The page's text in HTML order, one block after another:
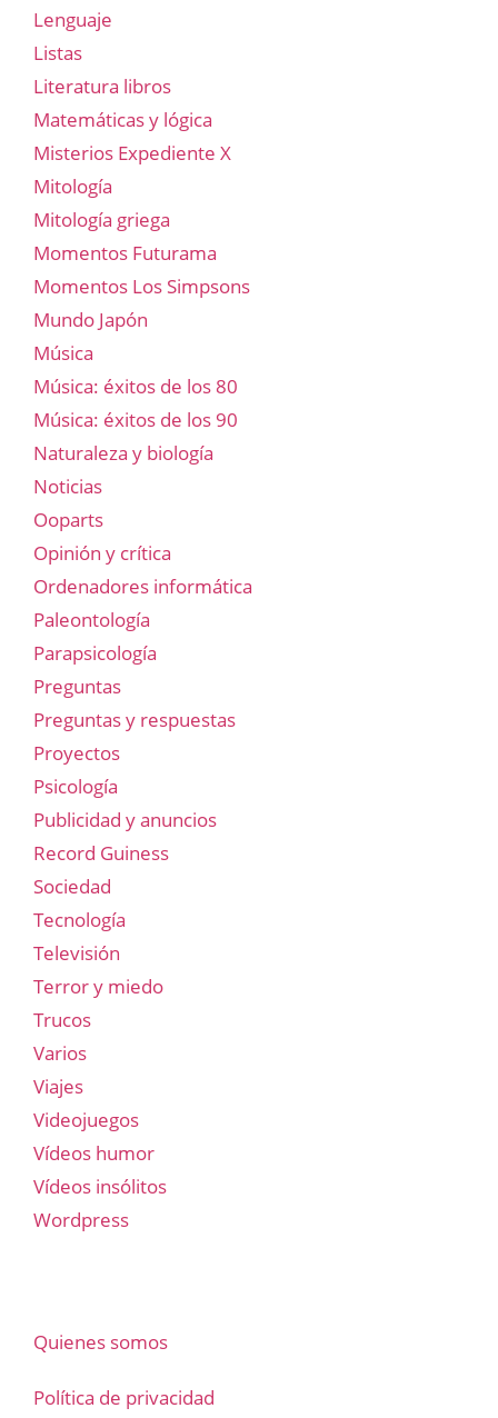
Lenguaje
Listas
Literatura libros
Matemáticas y lógica
Misterios Expediente X
Mitología
Mitología griega
Momentos Futurama
Momentos Los Simpsons
Mundo Japón
Música
Música: éxitos de los 80
Música: éxitos de los 90
Naturaleza y biología
Noticias
Ooparts
Opinión y crítica
Ordenadores informática
Paleontología
Parapsicología
Preguntas
Preguntas y respuestas
Proyectos
Psicología
Publicidad y anuncios
Record Guiness
Sociedad
Tecnología
Televisión
Terror y miedo
Trucos
Varios
Viajes
Videojuegos
Vídeos humor
Vídeos insólitos
Wordpress
Quienes somos
Política de privacidad